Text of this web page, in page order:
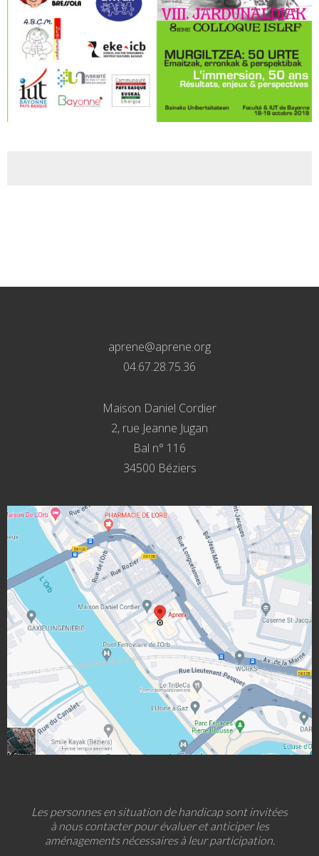
aprene@aprene.org
04.67.28.75.36
Maison Daniel Cordier
2, rue Jeanne Jugan
Bal n° 116
34500 Béziers
Les personnes en situation de handicap sont invitées
à nous contacter pour évaluer et anticiper les
aménagements nécessaires à leur participation.